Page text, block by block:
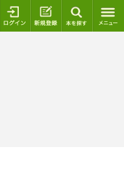
ログイン 新規登録